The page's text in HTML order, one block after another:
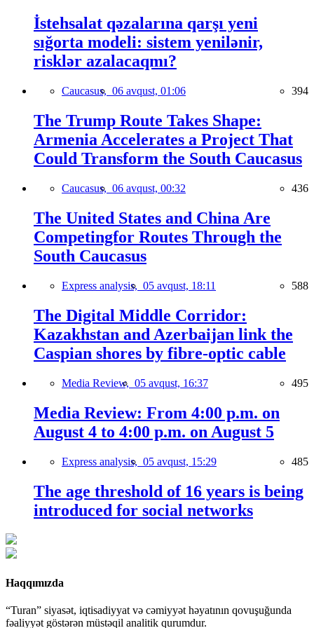
İstehsalat qəzalarına qarşı yeni
sığorta modeli: sistem yenilənir,
risklər azalacaqmı?
Caucasus, 06 avqust, 01:06 394
The Trump Route Takes Shape:
Armenia Accelerates a Project That
Could Transform the South Caucasus
Caucasus, 06 avqust, 00:32 436
The United States and China Are
Competingfor Routes Through the
South Caucasus
Express analysis, 05 avqust, 18:11 588
The Digital Middle Corridor:
Kazakhstan and Azerbaijan link the
Caspian shores by fibre-optic cable
Media Review, 05 avqust, 16:37 495
Media Review: From 4:00 p.m. on
August 4 to 4:00 p.m. on August 5
Express analysis, 05 avqust, 15:29 485
The age threshold of 16 years is being
introduced for social networks
Haqqımızda
“Turan” siyasət, iqtisadiyyat və cəmiyyət həyatının qovuşuğunda
fəaliyyət göstərən müstəqil analitik qurumdur.